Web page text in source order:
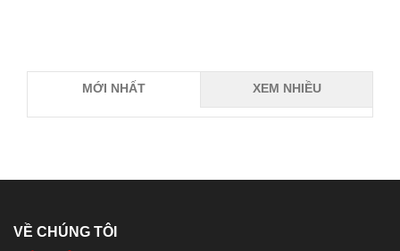
MỚI NHẤT XEM NHIỀU
VỀ CHÚNG TÔI